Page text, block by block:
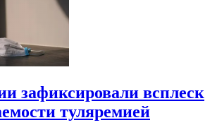
зафиксировали всплеск
туляремией